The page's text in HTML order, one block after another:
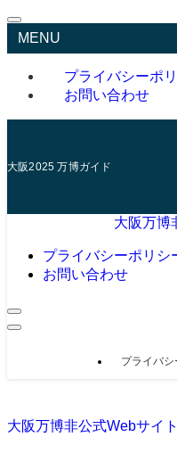
MENU
プライバシーポ
お問い合わせ
大阪2025 万博ガイド
大阪万博
プライバシーポリシ
お問い合わせ
プライバ
大阪万博非公式Webサイト